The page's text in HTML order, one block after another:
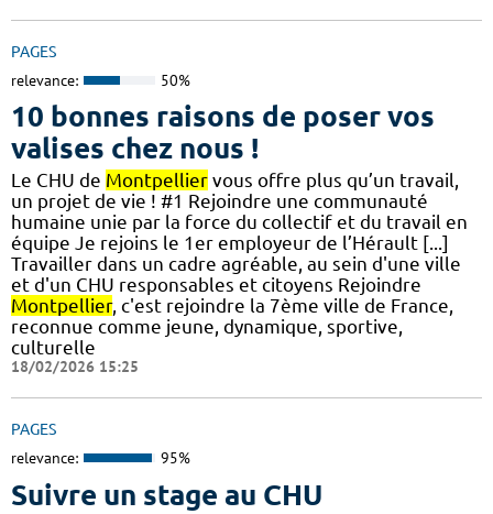
PAGES
relevance: 50%
10 bonnes raisons de poser vos
valises chez nous !
Le CHU de Montpellier vous offre plus qu’un travail,
un projet de vie ! #1 Rejoindre une communauté
humaine unie par la force du collectif et du travail en
équipe Je rejoins le 1er employeur de l’Hérault [...]
Travailler dans un cadre agréable, au sein d'une ville
et d'un CHU responsables et citoyens Rejoindre
Montpellier, c'est rejoindre la 7ème ville de France,
reconnue comme jeune, dynamique, sportive,
culturelle
18/02/2026 15:25
PAGES
relevance: 95%
Suivre un stage au CHU